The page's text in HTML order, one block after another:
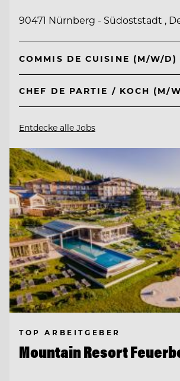
90471 Nürnberg - Südoststadt ,
COMMIS DE CUISINE (M/W/D)
CHEF DE PARTIE / KOCH (M/
Entdecke alle Jobs
TOP ARBEITGEBER
Mountain Resort